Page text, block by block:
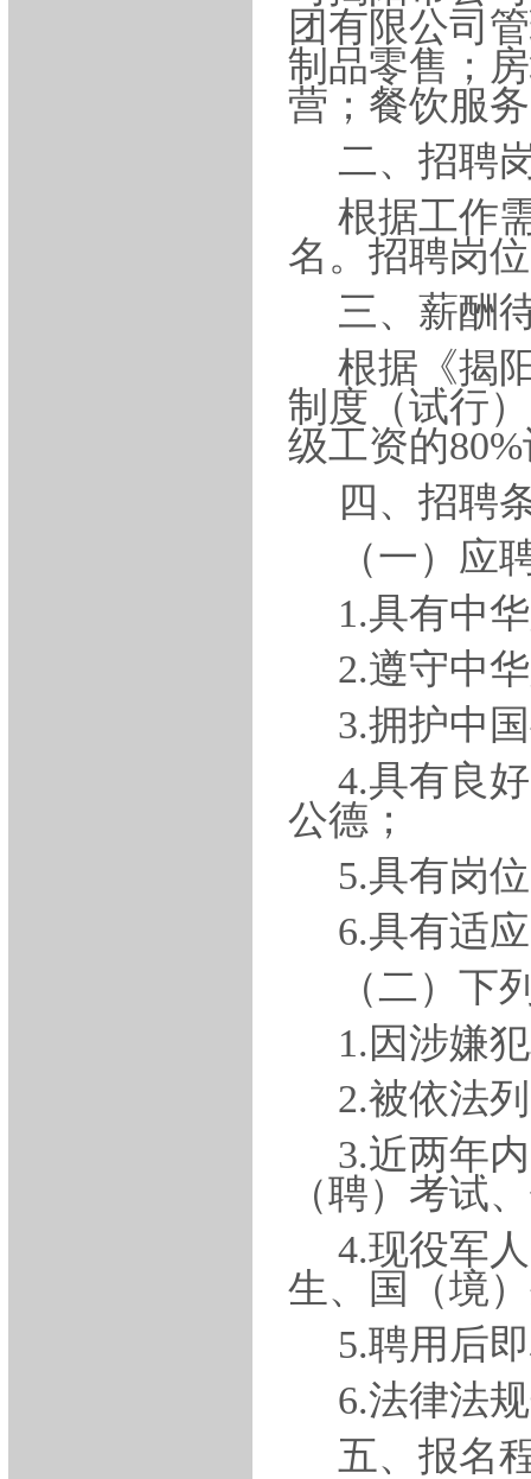
团有限公司
制品零售；
营；餐饮服
二、招聘
根据工作
名。招聘岗
三、薪酬
根据《揭
制度（试行
级工资的
四、招聘
（一）应
1.具有中
2.遵守中
3.拥护中
4.具有良
公德；
5.具有岗
6.具有适
（二）下
1.因涉嫌
2.被依法
3.近两年
（聘）考试
4.现役军
生、国（境
5.聘用后
6.法律法
五、报名